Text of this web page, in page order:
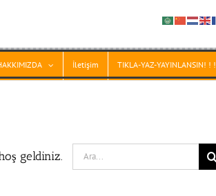
İletişim TIKLA-YAZ-YAYINLANSIN! ! !
geldiniz.
Search
for: